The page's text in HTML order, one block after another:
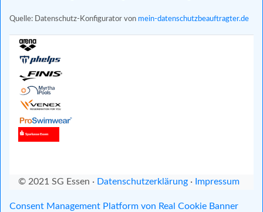
Quelle: Datenschutz-Konfigurator von mein-datenschutzbeauftragter.de
© 2021 SG Essen · Datenschutzerklärung · Impressum
Consent Management Platform von Real Cookie Banner